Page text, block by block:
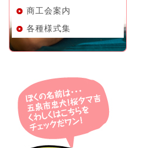
商工会案内
各種様式集